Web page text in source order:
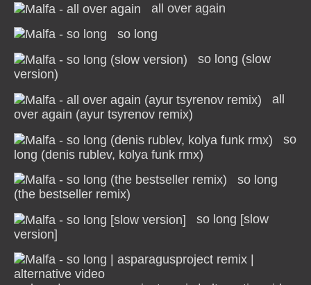
all over again
so long
so long (slow
version)
all
over again (ayur tsyrenov remix)
so
long (denis rublev, kolya funk rmx)
so long
(the bestseller remix)
so long [slow
version]